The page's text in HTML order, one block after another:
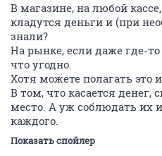
В магазине, на любой
кладутся деньги и (при
знали?
На рынке, если даже где-
что угодно.
Хотя можете полагать это
В том, что касается
место. А уж соблюдать их
каждого.
Показать спойлер